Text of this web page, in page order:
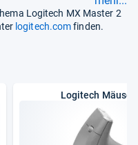
Logitech MX Master 2
logitech.comfinden.
Logitech Mäuse